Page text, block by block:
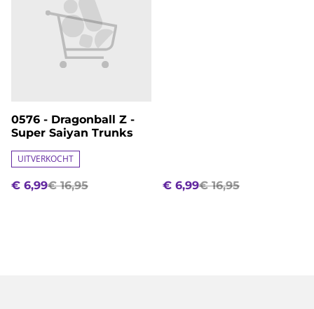
0576 - Dragonball Z -
Super Saiyan Trunks
UITVERKOCHT
€ 6,99€ 16,95 € 6,99€ 16,95